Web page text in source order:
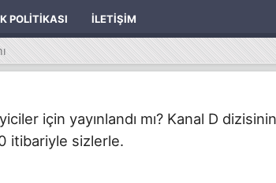
POLITIKASI İLETIŞIM
için yayınlandı mı? Kanal D dizisinin
itibariyle sizlerle.